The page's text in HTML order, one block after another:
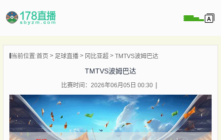
当前位置:首页 足球直播 冈比亚超 TMTVS波姆巴达
TMTVS波姆巴达
比赛时间：2026年06月05日 00:30